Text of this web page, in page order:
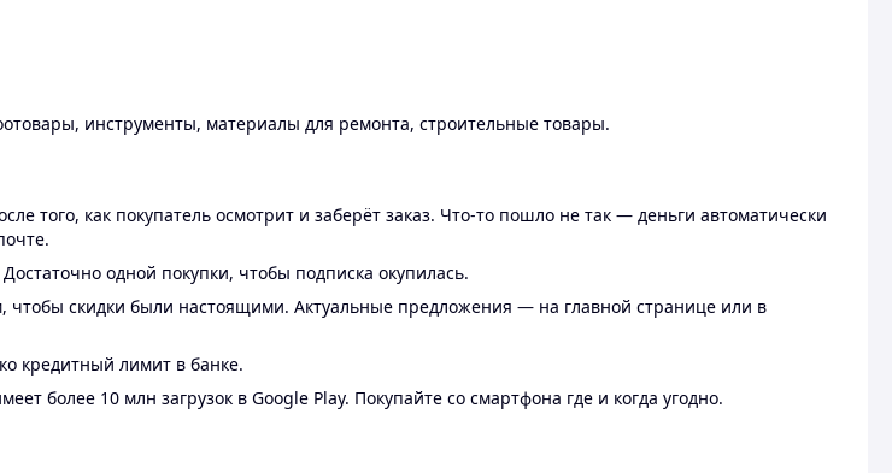
инструменты, материалы для ремонта, строительные товары.
того, как покупатель осмотрит и заберёт заказ. Что-то пошло не так — деньги автоматически
одной покупки, чтобы подписка окупилась.
чтобы скидки были настоящими. Актуальные предложения — на главной странице или в
кредитный лимит в банке.
более 10 млн загрузок в Google Play. Покупайте со смартфона где и когда угодно.